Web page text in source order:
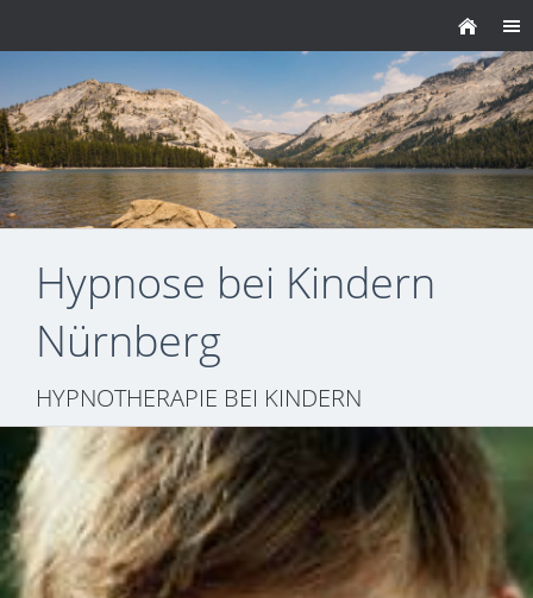
Hypnose bei Kindern
Nürnberg
HYPNOTHERAPIE BEI KINDERN